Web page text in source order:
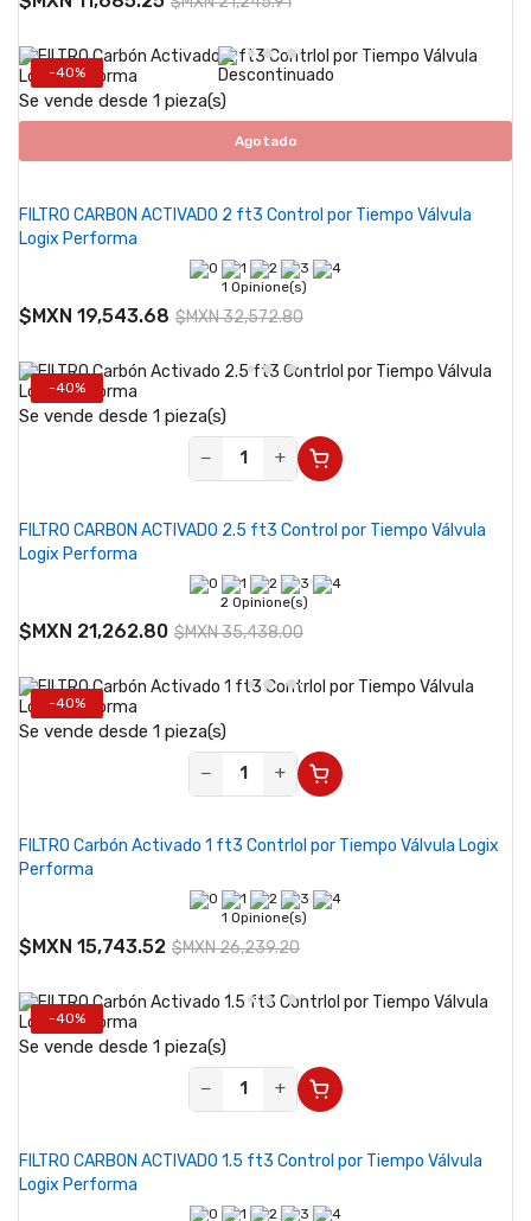
-40%
Se vende desde 1 pieza(s)
Agotado
FILTRO CARBON ACTIVADO 2 ft3 Control por Tiempo Válvula
Logix Performa
1 Opinione(s)
$MXN 19,543.68 $MXN 32,572.80
-40%
Se vende desde 1 pieza(s)
−
+
FILTRO CARBON ACTIVADO 2.5 ft3 Control por Tiempo Válvula
Logix Performa
2 Opinione(s)
$MXN 21,262.80 $MXN 35,438.00
-40%
Se vende desde 1 pieza(s)
−
+
FILTRO Carbón Activado 1 ft3 Contrlol por Tiempo Válvula Logix
Performa
1 Opinione(s)
$MXN 15,743.52 $MXN 26,239.20
-40%
Se vende desde 1 pieza(s)
−
+
FILTRO CARBON ACTIVADO 1.5 ft3 Control por Tiempo Válvula
Logix Performa